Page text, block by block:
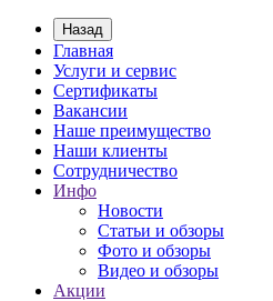
Назад
Главная
Услуги и сервис
Сертификаты
Вакансии
Наше преимущество
Наши клиенты
Сотрудничество
Инфо
Новости
Статьи и обзоры
Фото и обзоры
Видео и обзоры
Акции